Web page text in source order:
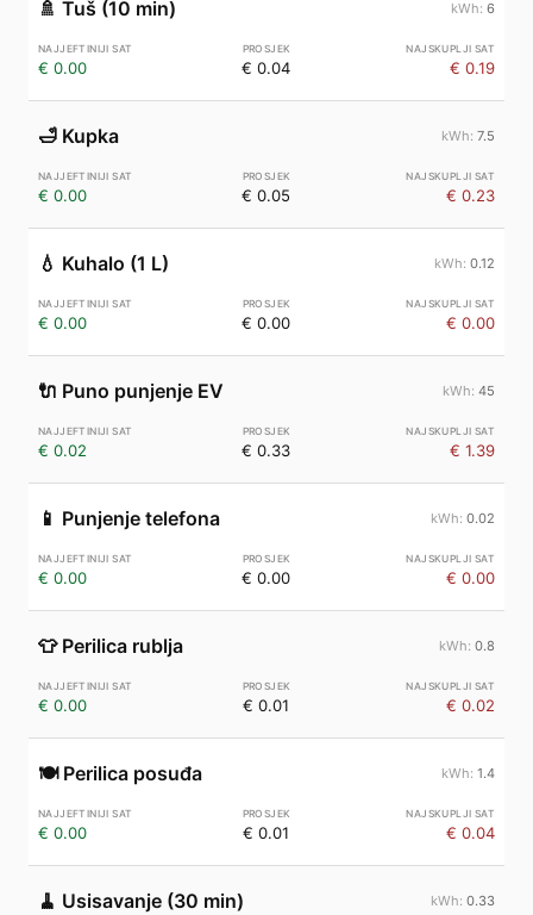
🚿 Tuš (10 min) 6
€ 0.00 € 0.04 € 0.19
🛁 Kupka 7.5
€ 0.00 € 0.05 € 0.23
💧 Kuhalo (1 L) 0.12
€ 0.00 € 0.00 € 0.00
🔌 Puno punjenje EV 45
€ 0.02 € 0.33 € 1.39
📱 Punjenje telefona 0.02
€ 0.00 € 0.00 € 0.00
👕 Perilica rublja 0.8
€ 0.00 € 0.01 € 0.02
🍽️ Perilica posuđa 1.4
€ 0.00 € 0.01 € 0.04
🧹 Usisavanje (30 min) 0.33